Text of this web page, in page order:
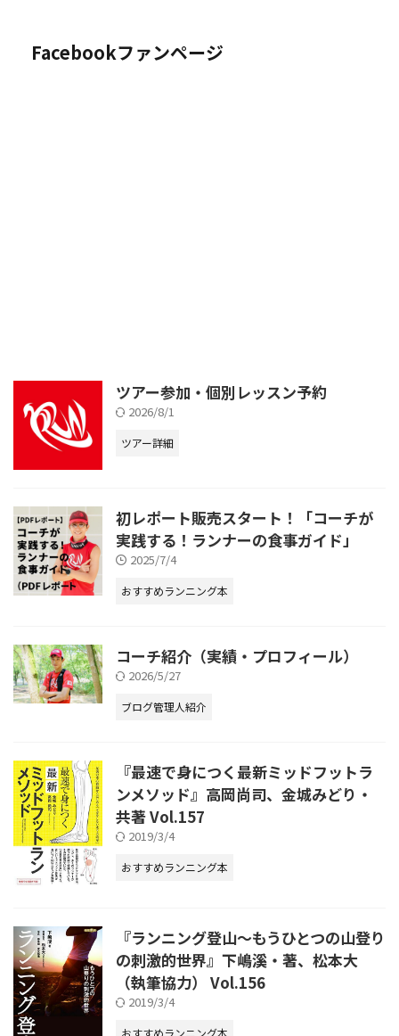
Facebookファンページ
ツアー参加・個別レッスン予約
2026/8/1
ツアー詳細
初レポート販売スタート！「コーチが
実践する！ランナーの食事ガイド」
2025/7/4
おすすめランニング本
コーチ紹介（実績・プロフィール）
2026/5/27
ブログ管理人紹介
『最速で身につく最新ミッドフットラ
ンメソッド』高岡尚司、金城みどり・
共著 Vol.157
2019/3/4
おすすめランニング本
『ランニング登山～もうひとつの山登り
の刺激的世界』下嶋溪・著、松本大
（執筆協力） Vol.156
2019/3/4